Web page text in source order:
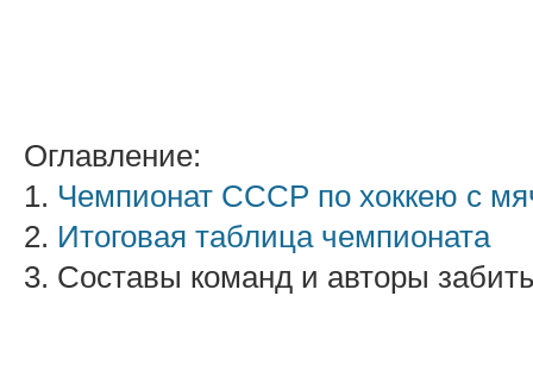
Оглавление:
1. Чемпионат СССР по хоккею с
2. Итоговая таблица чемпионата
3. Составы команд и авторы